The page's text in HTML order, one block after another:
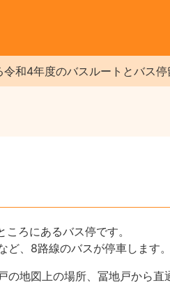
和4年度のバスルートとバス停
ろにあるバス停です。
、8路線のバスが停車します。
の地図上の場所、冨地戸から